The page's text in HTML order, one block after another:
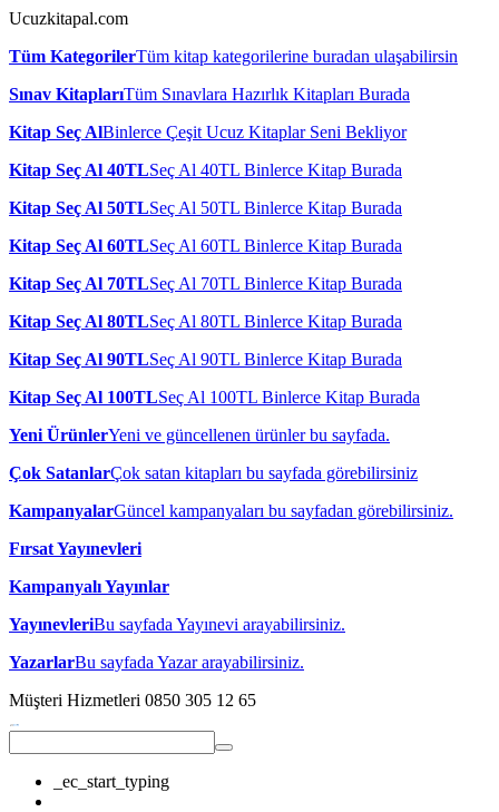
Ucuzkitapal.com
Tüm KategorilerTüm kitap kategorilerine buradan ulaşabilirsin
Sınav KitaplarıTüm Sınavlara Hazırlık Kitapları Burada
Kitap Seç AlBinlerce Çeşit Ucuz Kitaplar Seni Bekliyor
Kitap Seç Al 40TLSeç Al 40TL Binlerce Kitap Burada
Kitap Seç Al 50TLSeç Al 50TL Binlerce Kitap Burada
Kitap Seç Al 60TLSeç Al 60TL Binlerce Kitap Burada
Kitap Seç Al 70TLSeç Al 70TL Binlerce Kitap Burada
Kitap Seç Al 80TLSeç Al 80TL Binlerce Kitap Burada
Kitap Seç Al 90TLSeç Al 90TL Binlerce Kitap Burada
Kitap Seç Al 100TLSeç Al 100TL Binlerce Kitap Burada
Yeni ÜrünlerYeni ve güncellenen ürünler bu sayfada.
Çok SatanlarÇok satan kitapları bu sayfada görebilirsiniz
KampanyalarGüncel kampanyaları bu sayfadan görebilirsiniz.
Fırsat Yayınevleri
Kampanyalı Yayınlar
YayınevleriBu sayfada Yayınevi arayabilirsiniz.
YazarlarBu sayfada Yazar arayabilirsiniz.
Müşteri Hizmetleri 0850 305 12 65
_ec_start_typing